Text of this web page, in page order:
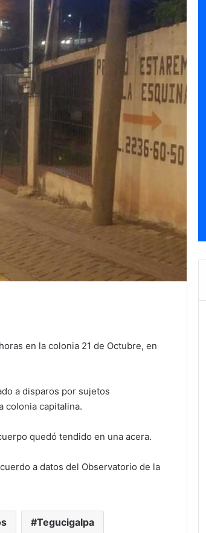
en la colonia 21 de Octubre, en
a disparos por sujetos
colonia capitalina.
quedó tendido en una acera.
a datos del Observatorio de la
Tegucigalpa